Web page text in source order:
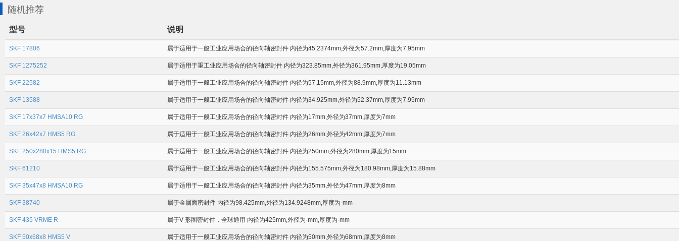
随机推荐
型号 说明
SKF 17806 属于适用于一般工业应用场合的径向轴密封件 内径为45.2374mm,外径为57.2mm,厚度为7.95mm
SKF 1275252 属于适用于重工业应用场合的径向轴密封件 内径为323.85mm,外径为361.95mm,厚度为19.05mm
SKF 22582 属于适用于一般工业应用场合的径向轴密封件 内径为57.15mm,外径为88.9mm,厚度为11.13mm
SKF 13588 属于适用于一般工业应用场合的径向轴密封件 内径为34.925mm,外径为52.37mm,厚度为7.95mm
SKF 17x37x7 HMSA10 RG 属于适用于一般工业应用场合的径向轴密封件 内径为17mm,外径为37mm,厚度为7mm
SKF 26x42x7 HMS5 RG 属于适用于一般工业应用场合的径向轴密封件 内径为26mm,外径为42mm,厚度为7mm
SKF 250x280x15 HMS5 RG 属于适用于一般工业应用场合的径向轴密封件 内径为250mm,外径为280mm,厚度为15mm
SKF 61210 属于适用于一般工业应用场合的径向轴密封件 内径为155.575mm,外径为180.98mm,厚度为15.88mm
SKF 35x47x8 HMSA10 RG 属于适用于一般工业应用场合的径向轴密封件 内径为35mm,外径为47mm,厚度为8mm
SKF 38740 属于金属面密封件 内径为98.425mm,外径为134.9248mm,厚度为-mm
SKF 435 VRME R 属于V 形圈密封件，全球通用 内径为425mm,外径为-mm,厚度为-mm
SKF 50x68x8 HMS5 V 属于适用于一般工业应用场合的径向轴密封件 内径为50mm,外径为68mm,厚度为8mm